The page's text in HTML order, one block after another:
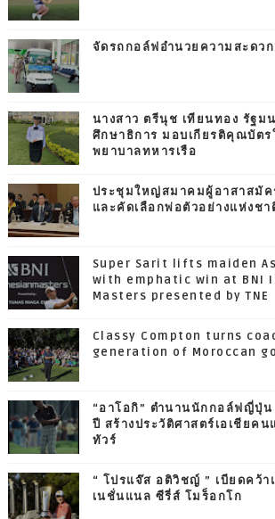
จัดรถกอล์ฟอำนวยความสะดวก
นางสาว ตรีนุช เทียนทอง รัฐม
ศึกษาธิการ มอบเกียรติคุณบัตร
พยาบาลทหารเรือ
ประชุมใหญ่สมาคมผู้อาสาสมัค
และคัดเลือกพ่อตัวอย่างแห่งชา
Super Sarit lifts maiden
with emphatic win at BNI
Masters presented by TNE
Classy Compton turns
generation of Moroccan
“อาโอกิ” ตำนานนักกอล์ฟญี่ปุ่
ปี สร้างประวัติศาสตร์เอเชียค
ทัวร์
“ โปรแจ๊ส อติวิชญ์ ” เบียดคว้
เนชั่นแนล ซีรี่ส์ โมร็อกโก